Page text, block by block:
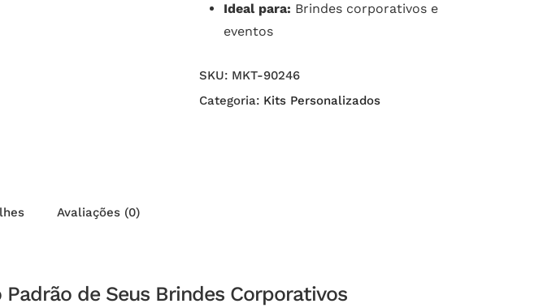
Ideal para: Brindes corporativos e
eventos
SKU: MKT-90246
Categoria: Kits Personalizados
Avaliações (0)
de Seus Brindes Corporativos